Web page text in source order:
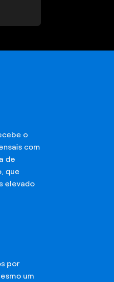
o
com
de
que
elevado
por
um